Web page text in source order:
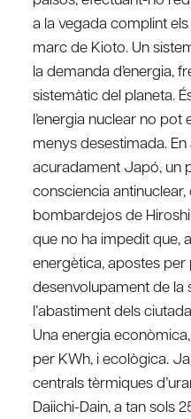
a la vegada complint
marc de Kioto. Un
la demanda d’energia,
sistemàtic del planeta.
l’energia nuclear no
menys desestimada.
acuradament Japó, un
consciencia
bombardejos de
que no ha impedit que,
energètica, apostes per
desenvolupament de la
l’abastiment dels
Una energia
per KWh, i ecològica.
centrals tèrmiques
Daiichi-Dain, a tan sols